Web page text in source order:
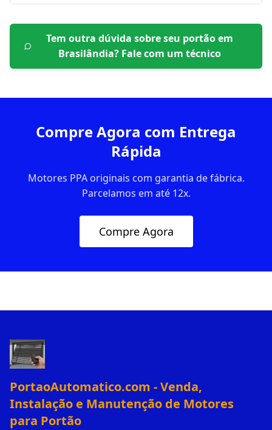
Tem outra dúvida sobre seu portão em
Brasilândia? Fale com um técnico
Compre Agora com Entrega
Rápida
Motores PPA originais com garantia de fábrica.
Parcelamos em até 12x.
Compre Agora
PortaoAutomatico.com - Venda,
Instalação e Manutenção de Motores
para Portão